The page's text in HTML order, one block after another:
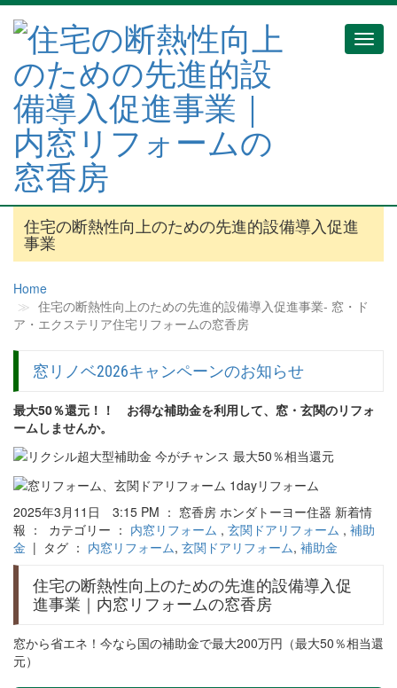
住宅の断熱性向上のための先進的設備導入促進
事業
Home
住宅の断熱性向上のための先進的設備導入促進事業‐ 窓・ド
ア・エクステリア住宅リフォームの窓香房
窓リノベ2026キャンペーンのお知らせ
最大50％還元！！ お得な補助金を利用して、窓・玄関のリフォ
ームしませんか。
2025年3月11日 3:15 PM ： 窓香房 ホンダトーヨー住器 新着情
報 ： カテゴリー ： 内窓リフォーム , 玄関ドアリフォーム , 補助
金 | タグ ： 内窓リフォーム, 玄関ドアリフォーム, 補助金
住宅の断熱性向上のための先進的設備導入促
進事業｜内窓リフォームの窓香房
窓から省エネ！今なら国の補助金で最大200万円（最大50％相当還
元）